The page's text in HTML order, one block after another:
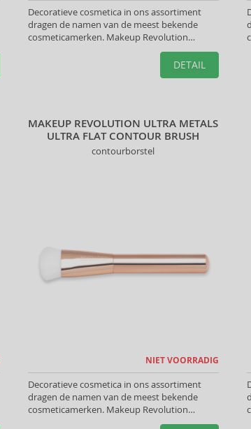
Decoratieve cosmetica in ons assortiment
dragen de namen van de meest bekende
cosmeticamerken. Makeup Revolution
Markeerstiften helpen u de perfecte look te
DETAIL
MAKEUP REVOLUTION ULTRA METALS
ULTRA FLAT CONTOUR BRUSH
contourborstel
NIET VOORRADIG
Decoratieve cosmetica in ons assortiment
dragen de namen van de meest bekende
cosmeticamerken. Makeup Revolution
Accessoires helpen u de perfecte look te